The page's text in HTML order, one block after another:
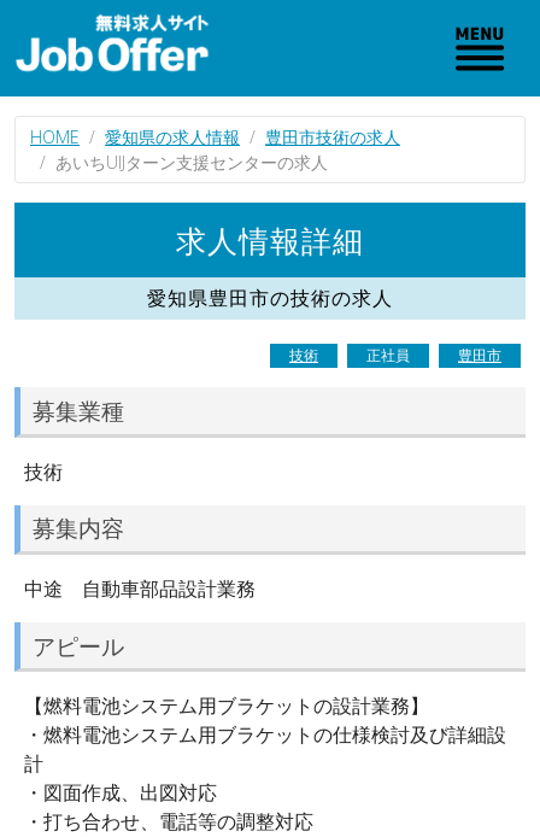
HOME 愛知県の求人情報
豊田市技術の求人
あいちUIJターン支援センターの求人
求人情報詳細
愛知県豊田市の技術の求人
技術 正社員 豊田市
募集業種
技術
募集内容
中途 自動車部品設計業務
アピール
【燃料電池システム用ブラケットの設計業務】
・燃料電池システム用ブラケットの仕様検討及び詳細設
計
・図面作成、出図対応
・打ち合わせ、電話等の調整対応